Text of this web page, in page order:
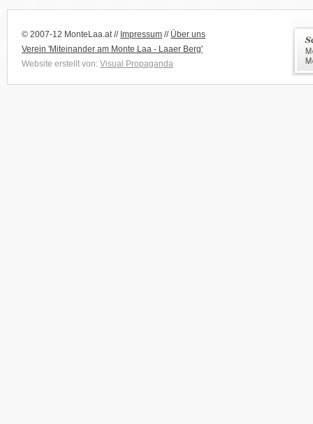
© 2007-12 MonteLaa.at // Impressum // Über uns
Verein 'Miteinander am Monte Laa - Laaer Berg'
Website erstellt von: Visual Propaganda